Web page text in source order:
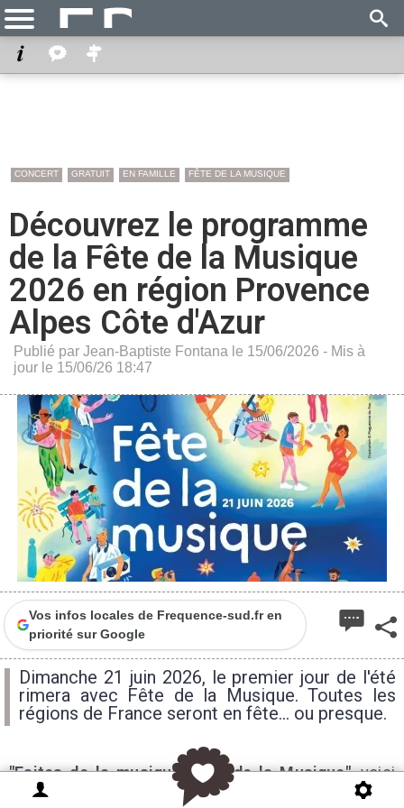
CONCERT GRATUIT EN FAMILLE FÊTE DE LA MUSIQUE
Découvrez le programme
de la Fête de la Musique
2026 en région Provence
Alpes Côte d'Azur
Publié par Jean-Baptiste Fontana le 15/06/2026 - Mis à
jour le 15/06/26 18:47
3
Vos infos locales de Frequence-sud.fr en
priorité sur Google
Dimanche 21 juin 2026, le premier jour de l'été
rimera avec Fête de la Musique. Toutes les
régions de France seront en fête... ou presque.
"Faites de la musique, Fête de la Musique", voici
l’ambition première qui a donné l’impulsion à cette